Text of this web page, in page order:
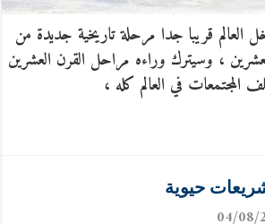
العالم قريبا جدا مرحلة تاريخية جديدة من
، وسيترك وراءه مراحل القرن العشرين
المجتمعات في العالم كله ،
حيوية
04/08/